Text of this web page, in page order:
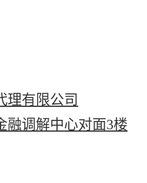
理有限公司
融调解中心对面3楼